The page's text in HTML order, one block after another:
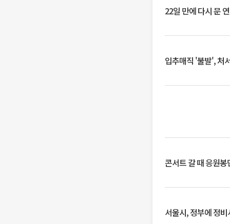
22일 만에 다시 문
입추매직 '불발', 처
콘서트 갈 때 응원
서울시, 정부에 정